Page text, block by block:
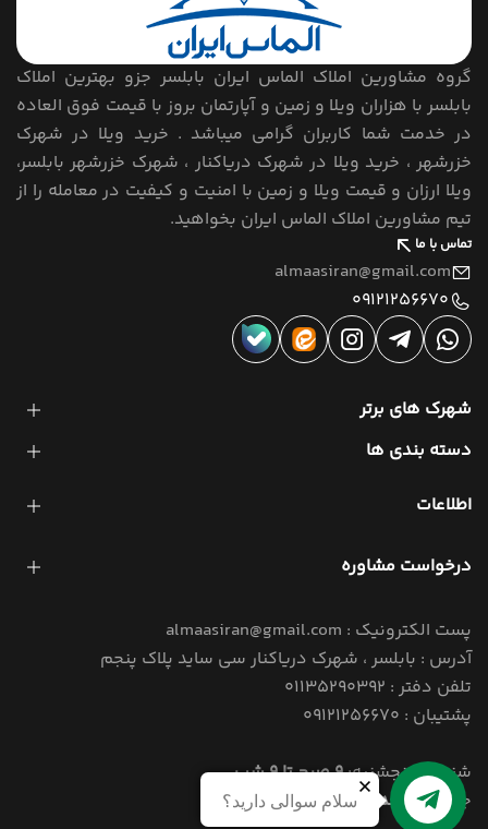
گروه مشاورین املاک الماس ایران بابلسر جزو بهترین املاک
بابلسر با هزاران ویلا و زمین و آپارتمان بروز با قیمت فوق العاده
در خدمت شما کاربران گرامی میباشد . خرید ویلا در شهرک
خزرشهر ، خرید ویلا در شهرک دریاکنار ، شهرک خزرشهر بابلسر،
ویلا ارزان و قیمت ویلا و زمین با امنیت و کیفیت در معامله را از
تیم مشاورین املاک الماس ایران بخواهید.
تماس با ما
almaasiran@gmail.com
09121256670
شهرک های برتر
دسته بندی ها
اطلاعات
درخواست مشاوره
پست الکترونیک : almaasiran@gmail.com
آدرس : بابلسر ، شهرک دریاکنار سی ساید پلاک پنجم
تلفن دفتر : 01135290392
پشتیبان : 09121256670
شنبه تا پنجشنبه:9 صبح تا 9 شب
جمعه:4 بعد از ظهر تا 9 شب سلام سوالی دارید؟